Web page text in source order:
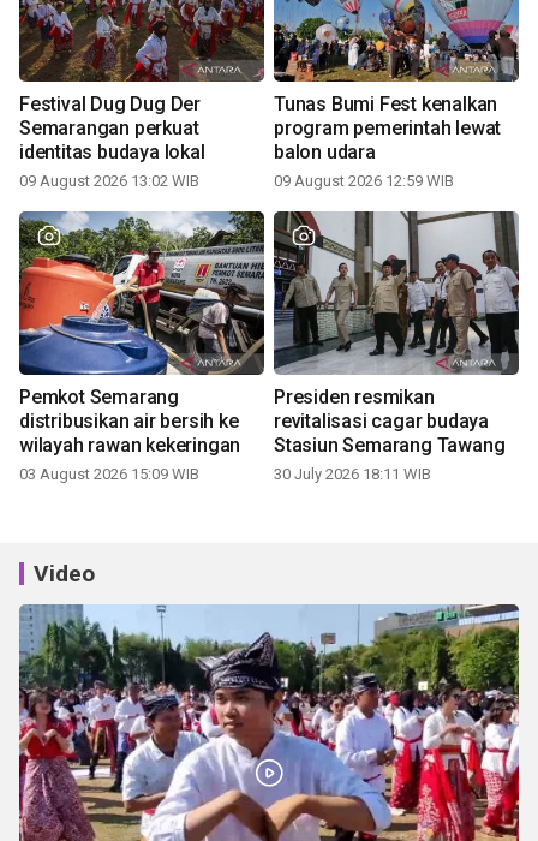
Festival Dug Dug Der
Semarangan perkuat
identitas budaya lokal
09 August 2026 13:02 WIB
Tunas Bumi Fest kenalkan
program pemerintah lewat
balon udara
09 August 2026 12:59 WIB
Pemkot Semarang
distribusikan air bersih ke
wilayah rawan kekeringan
03 August 2026 15:09 WIB
Presiden resmikan
revitalisasi cagar budaya
Stasiun Semarang Tawang
30 July 2026 18:11 WIB
Video